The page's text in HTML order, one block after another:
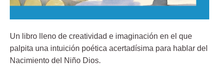
Un libro lleno de creatividad e imaginación en el que
palpita una intuición poética acertadísima para hablar del
Nacimiento del Niño Dios.